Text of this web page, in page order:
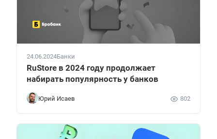
24.06.2024Банки
RuStore в 2024 году продолжает
набирать популярность у банков
Юрий Исаев 802